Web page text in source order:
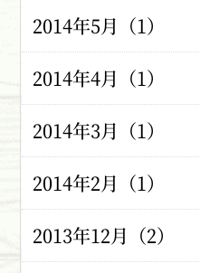
2014年5月（1）
2014年4月（1）
2014年3月（1）
2014年2月（1）
2013年12月（2）